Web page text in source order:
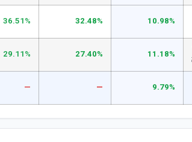
10.98%
32.48%
36.51%
11.18%
27.40%
29.11%
9.79%
—
—